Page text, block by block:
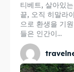
티베트, 살아있는
끝, 오직 히말라
으로 환생을 기
들은 인간이...